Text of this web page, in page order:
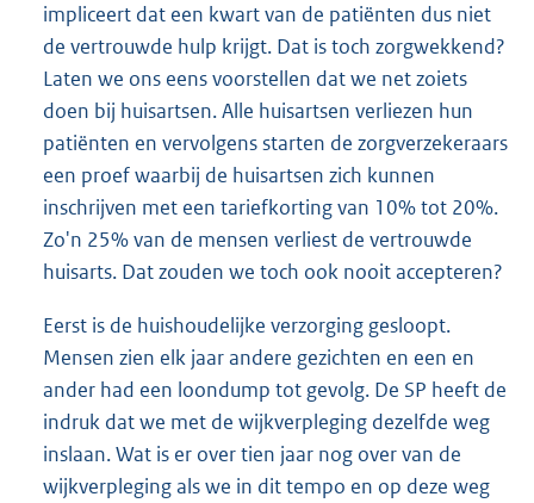
impliceert dat een kwart van de patiënten dus niet
de vertrouwde hulp krijgt. Dat is toch zorgwekkend?
Laten we ons eens voorstellen dat we net zoiets
doen bij huisartsen. Alle huisartsen verliezen hun
patiënten en vervolgens starten de zorgverzekeraars
een proef waarbij de huisartsen zich kunnen
inschrijven met een tariefkorting van 10% tot 20%.
Zo'n 25% van de mensen verliest de vertrouwde
huisarts. Dat zouden we toch ook nooit accepteren?
Eerst is de huishoudelijke verzorging gesloopt.
Mensen zien elk jaar andere gezichten en een en
ander had een loondump tot gevolg. De SP heeft de
indruk dat we met de wijkverpleging dezelfde weg
inslaan. Wat is er over tien jaar nog over van de
wijkverpleging als we in dit tempo en op deze weg